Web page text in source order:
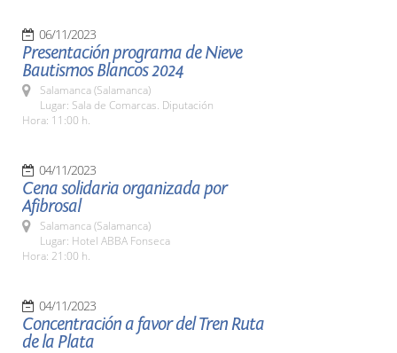
06/11/2023
Presentación programa de Nieve
Bautismos Blancos 2024
Salamanca (Salamanca)
Lugar: Sala de Comarcas. Diputación
Hora: 11:00 h.
04/11/2023
Cena solidaria organizada por
Afibrosal
Salamanca (Salamanca)
Lugar: Hotel ABBA Fonseca
Hora: 21:00 h.
04/11/2023
Concentración a favor del Tren Ruta
de la Plata